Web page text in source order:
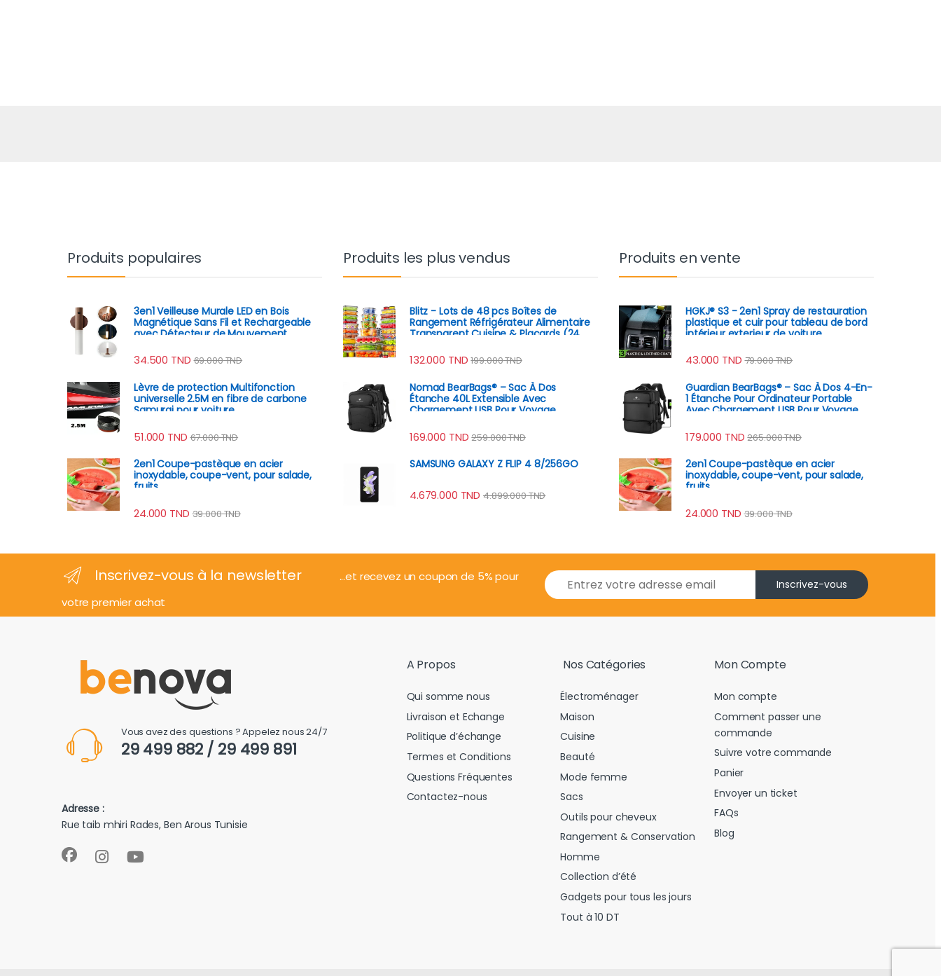
Produits populaires
3en1 Veilleuse Murale LED en Bois
Magnétique Sans Fil et Rechargeable
avec Détecteur de Mouvement
34.500 TND 69.000TND
Lèvre de protection Multifonction
universelle 2.5M en fibre de carbone
Samurai pour voiture
51.000 TND 67.000TND
2en1 Coupe-pastèque en acier
inoxydable, coupe-vent, pour salade,
fruits
24.000 TND 39.000TND
Produits les plus vendus
Blitz - Lots de 48 pcs Boîtes de
Rangement Réfrigérateur Alimentaire
Transparent Cuisine & Placards (24
132.000 TND 199.000TND
Nomad BearBags® – Sac À Dos
Étanche 40L Extensible Avec
Chargement USB Pour Voyage
169.000 TND 259.000TND
SAMSUNG GALAXY Z FLIP 4 8/256GO
4.679.000 TND 4.899.000TND
Produits en vente
HGKJ® S3 - 2en1 Spray de restauration
plastique et cuir pour tableau de bord
intérieur exterieur de voiture
43.000 TND 79.000TND
Guardian BearBags® – Sac À Dos 4-En-
1 Étanche Pour Ordinateur Portable
Avec Chargement USB Pour Voyage
179.000 TND 265.000TND
2en1 Coupe-pastèque en acier
inoxydable, coupe-vent, pour salade,
fruits
24.000 TND 39.000TND
Inscrivez-vous à la newsletter
...et recevez un coupon de 5% pour
votre premier achat
E
m
i
Inscrivez-vous
Vous avez des questions ? Appelez nous 24/7
29 499 882 / 29 499 891
Adresse :
Rue taib mhiri Rades, Ben Arous Tunisie
A Propos
Qui somme nous
Livraison et Echange
Politique d’échange
Termes et Conditions
Questions Fréquentes
Contactez-nous
Nos Catégories
Électroménager
Maison
Cuisine
Beauté
Mode femme
Sacs
Outils pour cheveux
Rangement & Conservation
Homme
Collection d’été
Gadgets pour tous les jours
Tout à 10 DT
Mon Compte
Mon compte
Comment passer une
commande
Suivre votre commande
Panier
Envoyer un ticket
FAQs
Blog